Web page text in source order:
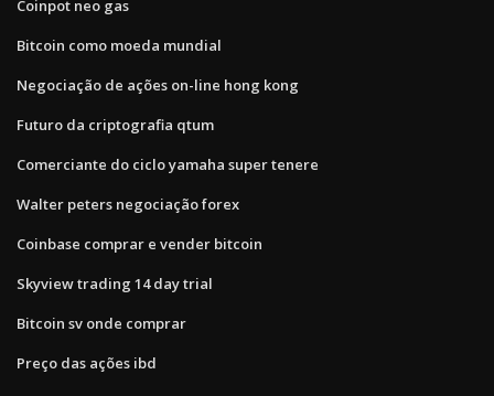
Coinpot neo gas
Bitcoin como moeda mundial
Negociação de ações on-line hong kong
Futuro da criptografia qtum
Comerciante do ciclo yamaha super tenere
Walter peters negociação forex
Coinbase comprar e vender bitcoin
Skyview trading 14 day trial
Bitcoin sv onde comprar
Preço das ações ibd